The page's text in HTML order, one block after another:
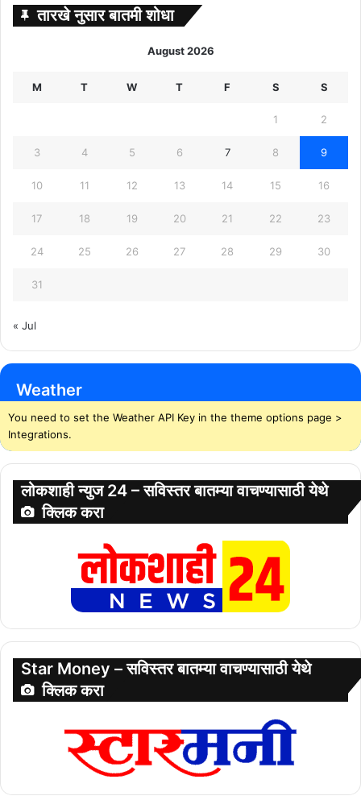
तारखे नुसार बातमी शोधा
August 2026
M T W T F S S
1 2
3 4 5 6 7 8 9
10 11 12 13 14 15 16
17 18 19 20 21 22 23
24 25 26 27 28 29 30
31
« Jul
Weather
You need to set the Weather API Key in the theme options page >
Integrations.
लोकशाही न्युज 24 – सविस्तर बातम्या वाचण्यासाठी येथे
क्लिक करा
Star Money – सविस्तर बातम्या वाचण्यासाठी येथे
क्लिक करा